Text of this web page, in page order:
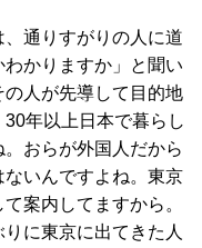
通りすがりの人に道
かりますか」と聞い
人が先導して目的地
年以上日本で暮らし
おらが外国人だから
いんですよね。東京
案内してますから。
に東京に出てきた人